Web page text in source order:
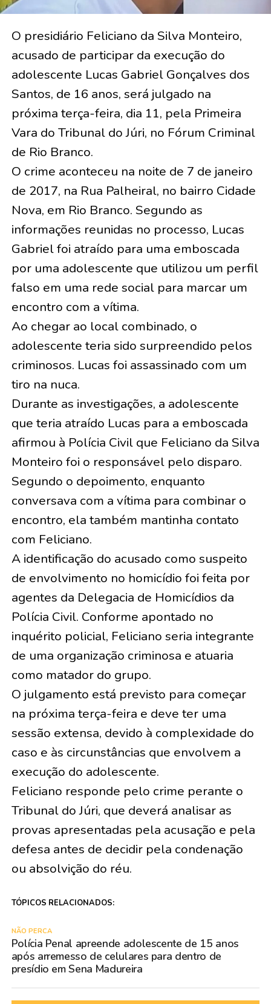
O presidiário Feliciano da Silva Monteiro,
acusado de participar da execução do
adolescente Lucas Gabriel Gonçalves dos
Santos, de 16 anos, será julgado na
próxima terça-feira, dia 11, pela Primeira
Vara do Tribunal do Júri, no Fórum Criminal
de Rio Branco.
O crime aconteceu na noite de 7 de janeiro
de 2017, na Rua Palheiral, no bairro Cidade
Nova, em Rio Branco. Segundo as
informações reunidas no processo, Lucas
Gabriel foi atraído para uma emboscada
por uma adolescente que utilizou um perfil
falso em uma rede social para marcar um
encontro com a vítima.
Ao chegar ao local combinado, o
adolescente teria sido surpreendido pelos
criminosos. Lucas foi assassinado com um
tiro na nuca.
Durante as investigações, a adolescente
que teria atraído Lucas para a emboscada
afirmou à Polícia Civil que Feliciano da Silva
Monteiro foi o responsável pelo disparo.
Segundo o depoimento, enquanto
conversava com a vítima para combinar o
encontro, ela também mantinha contato
com Feliciano.
A identificação do acusado como suspeito
de envolvimento no homicídio foi feita por
agentes da Delegacia de Homicídios da
Polícia Civil. Conforme apontado no
inquérito policial, Feliciano seria integrante
de uma organização criminosa e atuaria
como matador do grupo.
O julgamento está previsto para começar
na próxima terça-feira e deve ter uma
sessão extensa, devido à complexidade do
caso e às circunstâncias que envolvem a
execução do adolescente.
Feliciano responde pelo crime perante o
Tribunal do Júri, que deverá analisar as
provas apresentadas pela acusação e pela
defesa antes de decidir pela condenação
ou absolvição do réu.
TÓPICOS RELACIONADOS:
NÃO PERCA
Polícia Penal apreende adolescente de 15 anos
após arremesso de celulares para dentro de
presídio em Sena Madureira